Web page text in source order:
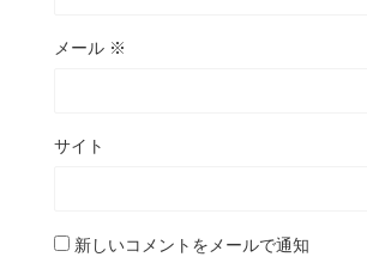
メール ※
サイト
新しいコメントをメールで通知